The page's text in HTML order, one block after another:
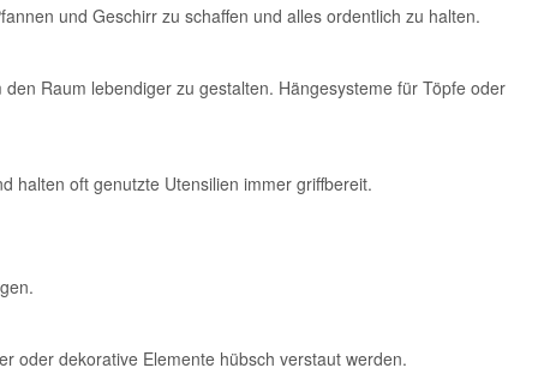
und Geschirr zu schaffen und alles ordentlich zu halten.
Raum lebendiger zu gestalten. Hängesysteme für Töpfe oder
halten oft genutzte Utensilien immer griffbereit.
oder dekorative Elemente hübsch verstaut werden.